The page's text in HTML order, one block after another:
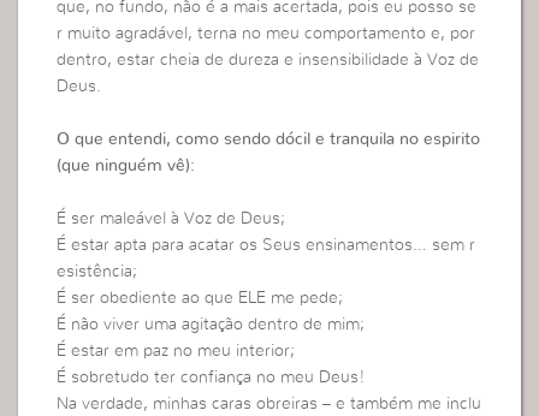
que, no fundo, não é a mais acertada, pois eu posso se
r muito agradável, terna no meu comportamento e, por
dentro, estar cheia de dureza e insensibilidade à Voz de
Deus.
O que entendi, como sendo dócil e tranquila no espirito
(que ninguém vê):
É ser maleável à Voz de Deus;
É estar apta para acatar os Seus ensinamentos… sem r
esistência;
É ser obediente ao que ELE me pede;
É não viver uma agitação dentro de mim;
É estar em paz no meu interior;
É sobretudo ter confiança no meu Deus!
Na verdade, minhas caras obreiras – e também me inclu